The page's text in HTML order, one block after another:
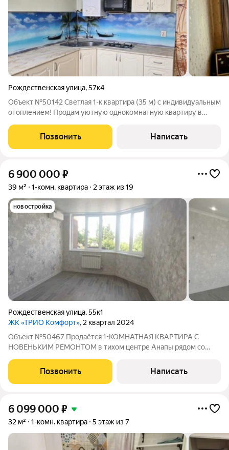
Рождественская улица,57к4
Объект №50142 Светлая 1-к квартира (35 м) с индивидуальным
отоплением! Продам уютную однокомнатную квартиру в
Анапы (ул. Рождественская, 57к4). Почему стоит выбрать
именно эту квартиру: Экономия на
Позвонить Написать
6 900 000 ₽
39 м² 1-комн. квартира 2 этаж из 19
новостройка
Рождественская улица,55к1
ЖК «ТРИО Комфорт», 2 квартал 2024
Объект №50467 Продаётся 1-КОМНАТНАЯ КВАРТИРА С
НОВЕНЬКИМ РЕМОНТОМ в тихом центре Анапы рядом со
Расположена на 2 этаже 19-этажного монолитного дома.
Кухня 15 кв м, комната 15 м, с/у 4,5 м,
Позвонить Написать
6 099 000 ₽
32 м² 1-комн. квартира 5 этаж из 7